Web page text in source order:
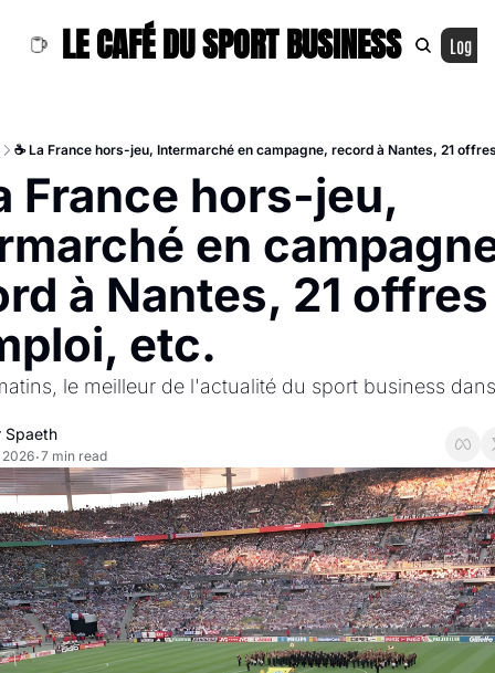
LE CAFÉ DU SPORT BUSINESS Log In
☕ La France hors-jeu, Intermarché en campagne, record à Nantes, 21
France hors-jeu,
en
à Nantes, 21 offres
etc.
le meilleur de l'actualité du sport business
Spaeth
2026•7 min read